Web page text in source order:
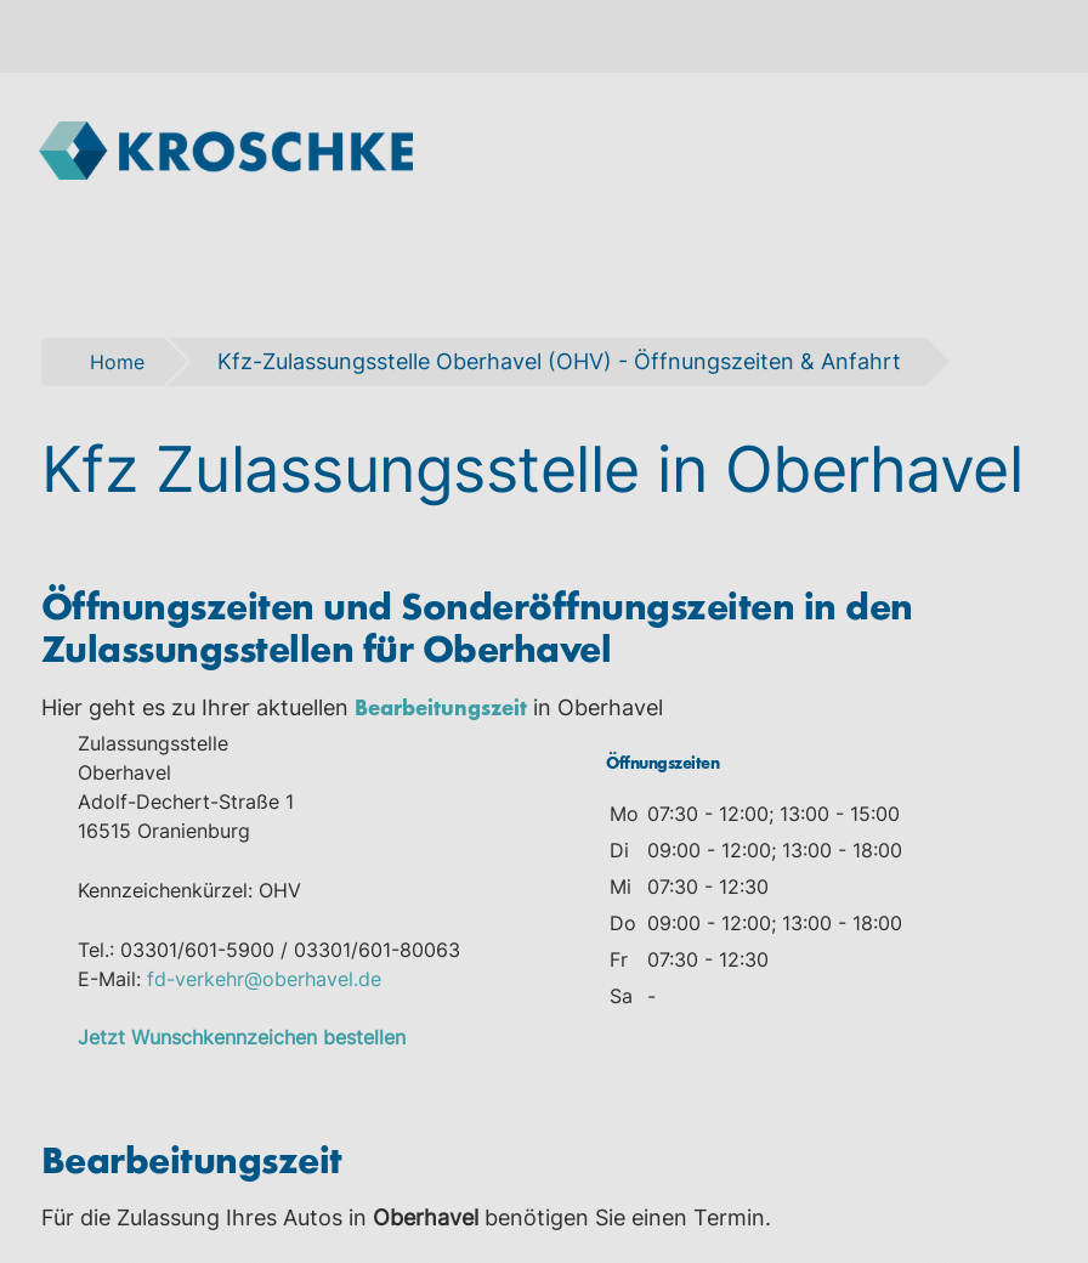
Home Kfz-Zulassungsstelle Oberhavel (OHV) - Öffnungszeiten & Anfahrt
Kfz Zulassungsstelle in Oberhavel
Öffnungszeiten und Sonderöffnungszeiten in den
Zulassungsstellen für Oberhavel
Hier geht es zu Ihrer aktuellen Bearbeitungszeitin Oberhavel
Zulassungsstelle
Oberhavel
Adolf-Dechert-Straße 1
16515 Oranienburg
Kennzeichenkürzel: OHV
Tel.: 03301/601-5900 / 03301/601-80063
E-Mail: fd-verkehr@oberhavel.de
Jetzt Wunschkennzeichen bestellen
Öffnungszeiten
Mo 07:30 - 12:00; 13:00 - 15:00
Di
09:00 - 12:00; 13:00 - 18:00
Mi
07:30 - 12:30
Do 09:00 - 12:00; 13:00 - 18:00
Fr
07:30 - 12:30
Sa
-
Bearbeitungszeit
Für die Zulassung Ihres Autos in Oberhavel benötigen Sie einen Termin.